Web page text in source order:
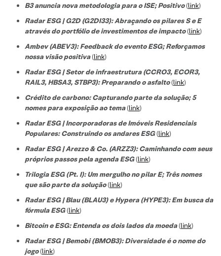
B3 anuncia nova metodologia para o ISE; Positivo(link)
Radar ESG | G2D (G2DI33): Abraçando os pilares S e E
através do portfólio de investimentos de impacto(link)
Ambev (ABEV3): Feedback do evento ESG; Reforçamos
nossa visão positiva(link)
Radar ESG | Setor de infraestrutura (CCRO3, ECOR3,
RAIL3, HBSA3, STBP3): Preparando o asfalto(link)
Crédito de carbono: Capturando parte da solução; 5
nomes para exposição ao tema(link)
Radar ESG | Incorporadoras de Imóveis Residenciais
Populares: Construindo os andares ESG(link)
Radar ESG | Arezzo & Co. (ARZZ3): Caminhando com seus
próprios passos pela agenda ESG(link)
Trilogia ESG (Pt. I): Um mergulho no pilar E; Três nomes
que são parte da solução(link)
Radar ESG | Blau (BLAU3) e Hypera (HYPE3): Em busca da
fórmula ESG(link)
Bitcoin e ESG: Entenda os dois lados da moeda(link)
Radar ESG | Bemobi (BMOB3): Diversidade é o nome do
jogo(link)